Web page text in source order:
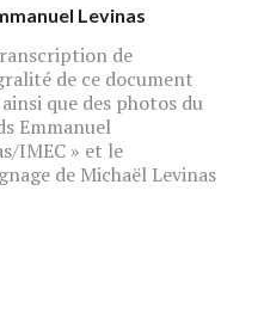
Levinas
de
de ce document
que des photos du
Emmanuel
IMEC » et le
de Michaël Levinas